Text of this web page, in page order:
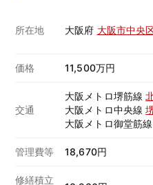
所在地 大阪府 大阪市中央
価格 11,500万円
交通
大阪メトロ堺筋線
大阪メトロ中央線
大阪メトロ御堂筋
管理費等 18,670円
修繕積立